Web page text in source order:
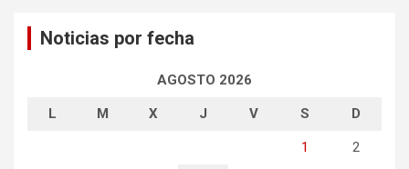
Noticias por fecha
AGOSTO 2026
L M X J V S D
1 2